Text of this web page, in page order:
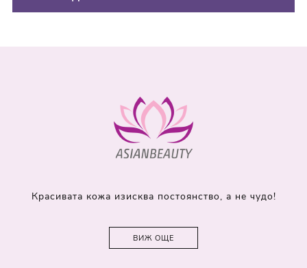
Красивата кожа изисква постоянство, а не чудо!
ВИЖ ОЩЕ